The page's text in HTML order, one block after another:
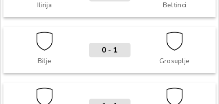
Ilirija Beltinci
Bilje Grosuplje
0 - 1